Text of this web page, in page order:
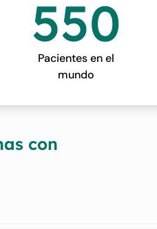
550
Pacientes en el
mundo
con